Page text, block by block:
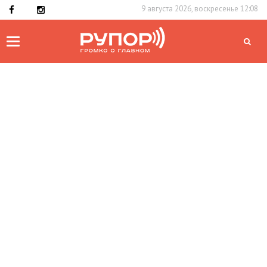
9 августа 2026, воскресенье 12:08
Toggle